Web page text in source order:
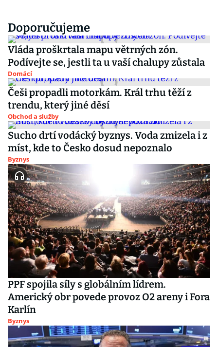
Doporučujeme
Vláda proškrtala mapu větrných zón.
Podívejte se, jestli ta u vaší chalupy zůstala
Domácí
Češi propadli motorkám. Král trhu těží z
trendu, který jiné děsí
Obchod a služby
Sucho drtí vodácký byznys. Voda zmizela i z
míst, kde to Česko dosud nepoznalo
Byznys
PPF spojila síly s globálním lídrem.
Americký obr povede provoz O2 areny i Fora
Karlín
Byznys